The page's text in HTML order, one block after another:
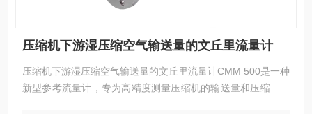
压缩机下游湿压缩空气输送量的文丘里流量计
压缩机下游湿压缩空气输送量的文丘里流量计CMM 500是一种
新型参考流量计，专为高精度测量压缩机的输送量和压缩空气